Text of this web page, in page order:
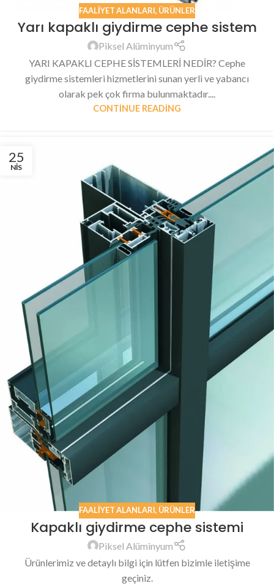
FAALIYET ALANLARI, ÜRÜNLER
Yarı kapaklı giydirme cephe sistem
Piksel Alüminyum
YARI KAPAKLI CEPHE SİSTEMLERİ NEDİR? Cephe
giydirme sistemleri hizmetlerini sunan yerli ve yabancı
olarak pek çok firma bulunmaktadır....
CONTINUE READING
25
NIS
FAALIYET ALANLARI, ÜRÜNLER
Kapaklı giydirme cephe sistemi
Piksel Alüminyum
Ürünlerimiz ve detaylı bilgi için lütfen bizimle iletişime
geçiniz.